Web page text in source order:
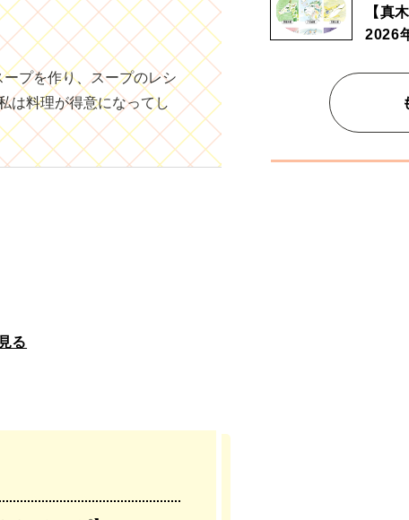
プを作り、スープのレシ
は料理が得意になってし
る
【真
2026